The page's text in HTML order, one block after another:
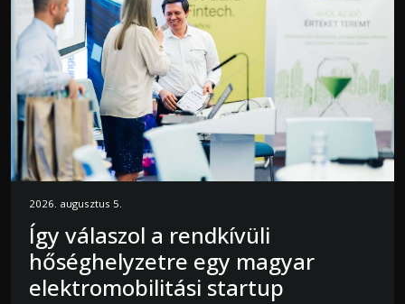
2026. augusztus 5.
Így válaszol a rendkívüli
hőséghelyzetre egy magyar
elektromobilitási startup